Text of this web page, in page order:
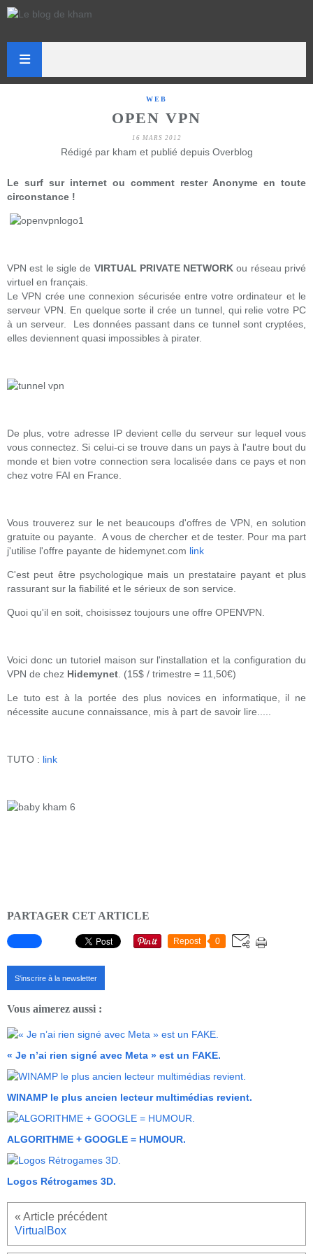
WEB
OPEN VPN
16 MARS 2012
Rédigé par kham et publié depuis Overblog
Le surf sur internet ou comment rester Anonyme en toute
circonstance !
VPN est le sigle de VIRTUAL PRIVATE NETWORK ou réseau privé
virtuel en français.
Le VPN crée une connexion sécurisée entre votre ordinateur et le
serveur VPN. En quelque sorte il crée un tunnel, qui relie votre PC
à un serveur. Les données passant dans ce tunnel sont cryptées,
elles deviennent quasi impossibles à pirater.
De plus, votre adresse IP devient celle du serveur sur lequel vous
vous connectez. Si celui-ci se trouve dans un pays à l'autre bout du
monde et bien votre connection sera localisée dans ce pays et non
chez votre FAI en France.
Vous trouverez sur le net beaucoups d'offres de VPN, en solution
gratuite ou payante. A vous de chercher et de tester. Pour ma part
j'utilise l'offre payante de hidemynet.com link
C'est peut être psychologique mais un prestataire payant et plus
rassurant sur la fiabilité et le sérieux de son service.
Quoi qu'il en soit, choisissez toujours une offre OPENVPN.
Voici donc un tutoriel maison sur l'installation et la configuration du
VPN de chez Hidemynet . (15$ / trimestre = 11,50€)
Le tuto est à la portée des plus novices en informatique, il ne
nécessite aucune connaissance, mis à part de savoir lire.....
TUTO : link
PARTAGER CET ARTICLE
Repost 0
S'inscrire à la newsletter
Vous aimerez aussi :
« Je n’ai rien signé avec Meta » est un FAKE.
WINAMP le plus ancien lecteur multimédias revient.
ALGORITHME + GOOGLE = HUMOUR.
Logos Rétrogames 3D.
VirtualBox